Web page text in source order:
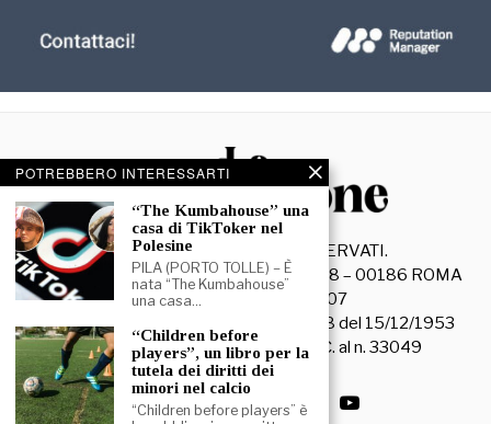
© 2026- TUTTI I DIRITTI RISERVATI.
La Discussione S.r.l. – Piazza Capranica, 78 – 00186 ROMA
C.F. e P. IVA 15045971007
Registrazione Tribunale di Roma n. 3628 del 15/12/1953
La società editrice è iscritta al R.O.C. al n. 33049
POTREBBERO INTERESSARTI
“The Kumbahouse” una
casa di TikToker nel
Polesine
PILA (PORTO TOLLE) – È
nata “The Kumbahouse”
una casa…
“Children before
players”, un libro per la
tutela dei diritti dei
minori nel calcio
“Children before players” è